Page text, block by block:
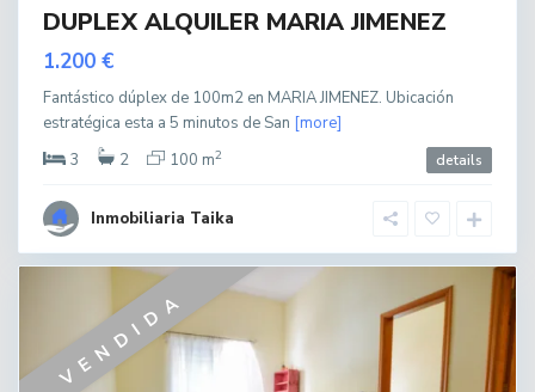
DUPLEX ALQUILER MARIA JIMENEZ
1.200 €
Fantástico dúplex de 100m2 en MARIA JIMENEZ. Ubicación
estratégica esta a 5 minutos de San [more]
3
2 100 m2 details
Inmobiliaria Taika
VENDIDA